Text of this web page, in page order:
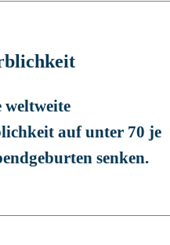
weltweite
auf unter 70 je
senken.